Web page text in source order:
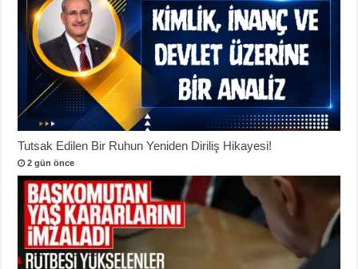
Tutsak Edilen Bir Ruhun Yeniden Diriliş Hikayesi!
2 gün önce